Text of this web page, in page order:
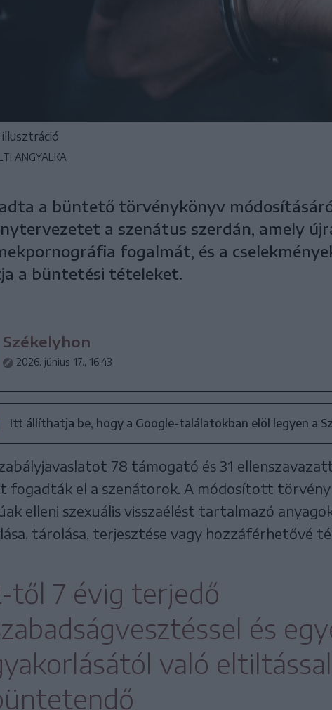
illusztráció
ANGYALKA
a büntető törvénykönyv
a szenátus szerdán, amely
fogalmát, és a
a büntetési tételeket.
Székelyhon
2026. június 17., 16:43
Itt állíthatja be, hogy a Google-találatokban elöl legyen a
78 támogató és 31
fogadták el a szenátorok. A módosított
elleni szexuális visszaélést tartalmazó
tárolása, terjesztése vagy hozzáférhetővé
től 7 évig terjedő
és
való eltiltással